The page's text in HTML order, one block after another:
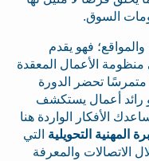
السوق.
فهو يقدم
منظومة الأعمال المعقدة
متمرسًا تحضر الدورة
رائد أعمال يستكشف
الأفكار الواردة هنا
المهنية التحويلية التي
الاتصالات والمعرفة